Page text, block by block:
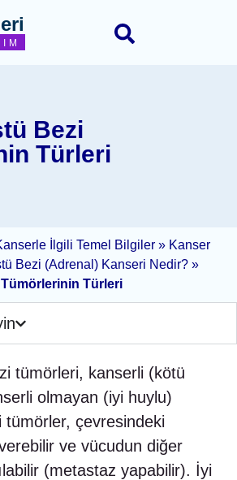
Bezi
Türleri
İlgili Temel Bilgiler » Kanser
Bezi (Adrenal) Kanseri Nedir? »
Türleri
tümörleri, kanserli (kötü
olmayan (iyi huylu)
tümörler, çevresindeki
ve vücudun diğer
(metastaz yapabilir). İyi